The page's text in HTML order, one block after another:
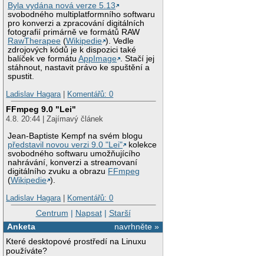
Byla vydána nová verze 5.13
svobodného multiplatformního softwaru
pro konverzi a zpracování digitálních
fotografií primárně ve formátů RAW
RawTherapee (Wikipedie ). Vedle
zdrojových kódů je k dispozici také
balíček ve formátuAppImage
. Stačí jej
stáhnout, nastavit právo ke spuštění a
spustit.
Ladislav Hagara | Komentářů: 0
FFmpeg 9.0 "Lei"
4.8. 20:44 | Zajímavý článek
Jean-Baptiste Kempf na svém blogu
představil novou verzi 9.0 "Lei"
kolekce
svobodného softwaru umožňujícího
nahrávání, konverzi a streamovaní
digitálního zvuku a obrazu FFmpeg
(Wikipedie ).
Ladislav Hagara | Komentářů: 0
Centrum | Napsat| Starší
navrhněte »
Anketa
Které desktopové prostředí na Linuxu
používáte?